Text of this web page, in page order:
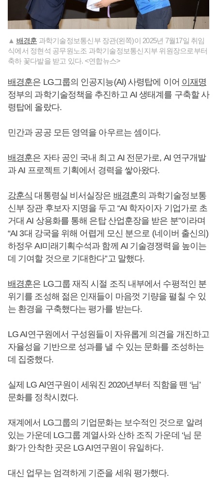
▲ 배경훈 과학기술정보통신부 장관(왼쪽)이 2025년 7월17일 취임
식에서 정현석 공무원노조 과학기술정보통신지부 위원장으로부터
축하 꽃다발을 받고 있다. <연합뉴스>
배경훈은 LG그룹의 인공지능(AI) 사령탑에 이어 이재명
정부의 과학기술정책을 추진하고 AI 생태계를 구축할 사
령탑에 올랐다.
민간과 공공 모든 영역을 아우르는 셈이다.
배경훈은 자타 공인 국내 최고 AI 전문가로, AI 연구개발
과 AI 프로젝트 기획에서 경력을 쌓아왔다.
강훈식 대통령실 비서실장은 배경훈의 과학기술정보통
신부 장관 후보자 지명을 두고 “AI 학자이자 기업가로 초
거대 AI 상용화를 통해 은탑 산업훈장을 받은 분”이라며
“AI 3대 강국을 위해 어렵게 모신 분으로 (네이버 출신의)
하정우 AI미래기획수석과 함께 AI 기술경쟁력을 높이는
데 기여할 것으로 기대한다”고 말했다.
배경훈은 LG그룹 재직 시절 조직 내부에서 수평적인 분
위기를 조성해 젊은 인재들이 마음껏 기량을 펼칠 수 있
는 환경을 구축했다는 평가를 받는다.
LG AI연구원에서 구성원들이 자유롭게 의견을 개진하고
자율성을 기반으로 성과를 낼 수 있는 문화를 조성하는
데 집중했다.
실제 LG AI연구원이 세워진 2020년부터 직함을 뗀 ‘님’
문화를 정착시켰다.
재계에서 LG그룹의 기업문화는 보수적인 것으로 알려
있는 가운데 LG그룹 계열사와 산하 조직 가운데 ‘님 문
화’가 안착한 곳은 LG AI연구원이 유일하다.
대신 업무는 엄격하게 기준을 세워 평가했다.